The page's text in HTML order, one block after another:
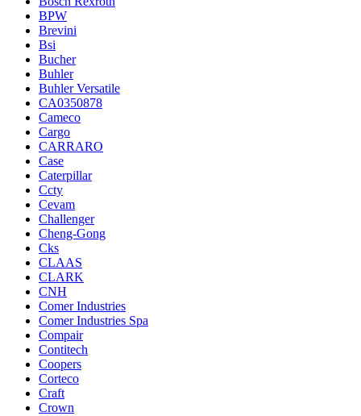
BPW
Brevini
Bsi
Bucher
Buhler
Buhler Versatile
CA0350878
Cameco
Cargo
CARRARO
Case
Caterpillar
Ccty
Cevam
Challenger
Cheng-Gong
Cks
CLAAS
CLARK
CNH
Comer Industries
Comer Industries Spa
Compair
Contitech
Coopers
Corteco
Craft
Crown